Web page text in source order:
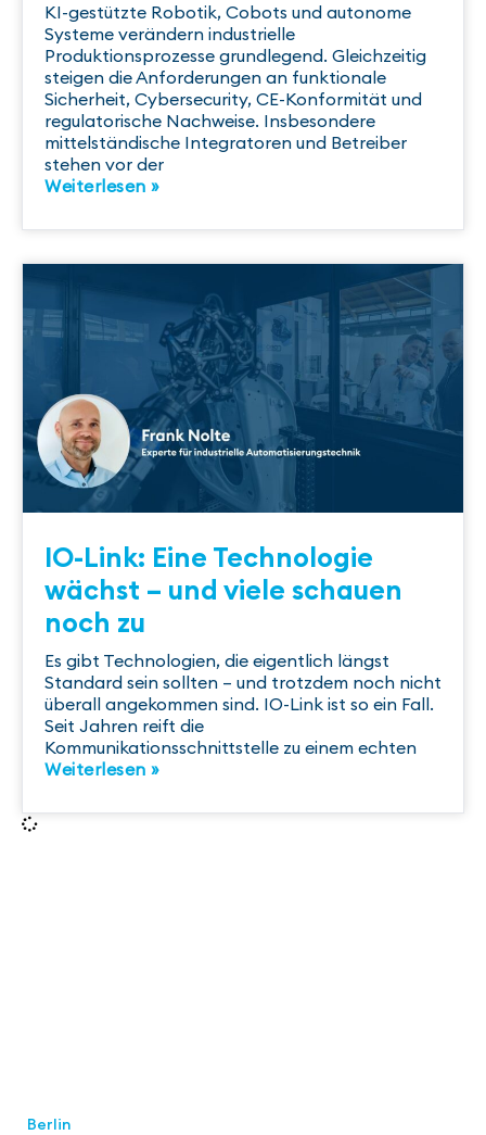
KI-gestützte Robotik, Cobots und autonome
Systeme verändern industrielle
Produktionsprozesse grundlegend. Gleichzeitig
steigen die Anforderungen an funktionale
Sicherheit, Cybersecurity, CE-Konformität und
regulatorische Nachweise. Insbesondere
mittelständische Integratoren und Betreiber
stehen vor der
Weiterlesen »
IO-Link: Eine Technologie
wächst – und viele schauen
noch zu
Es gibt Technologien, die eigentlich längst
Standard sein sollten – und trotzdem noch nicht
überall angekommen sind. IO-Link ist so ein Fall.
Seit Jahren reift die
Kommunikationsschnittstelle zu einem echten
Weiterlesen »
Berlin